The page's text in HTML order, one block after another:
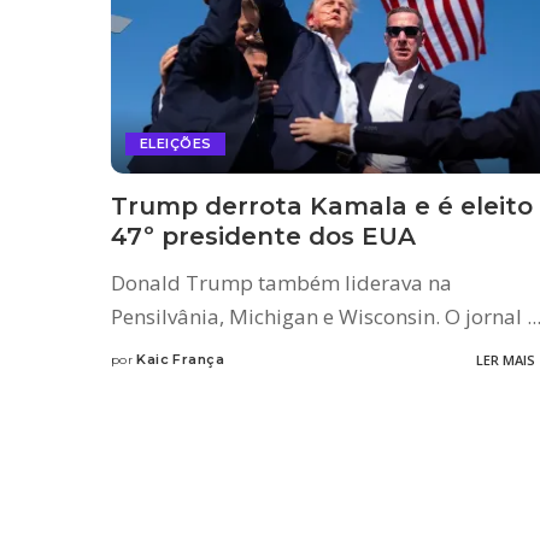
ELEIÇÕES
Trump derrota Kamala e é eleito
47º presidente dos EUA
Donald Trump também liderava na
Pensilvânia, Michigan e Wisconsin. O jornal ...
Posted
por Kaic França LER MAIS